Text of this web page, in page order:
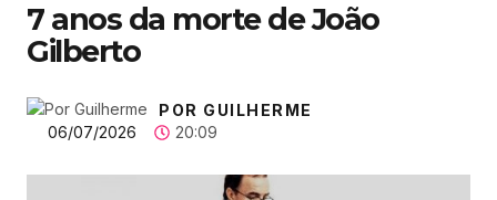
7 anos da morte de João
Gilberto
POR GUILHERME
06/07/2026
20:09